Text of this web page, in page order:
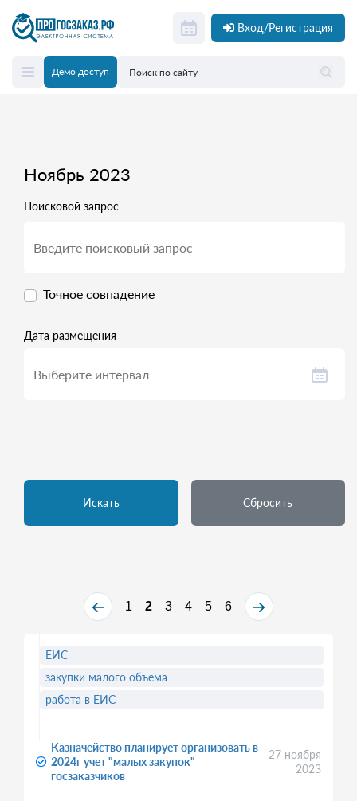
Вход/Регистрация
Демо доступ
Ноябрь 2023
Поисковой запрос
Точное совпадение
Дата размещения
Искать Сбросить
1 2 3 4 5 6
Казначейство планирует организовать в
2024г учет "малых закупок"
госзаказчиков
27 ноября
2023
ЕИС
закупки малого объема
работа в ЕИС